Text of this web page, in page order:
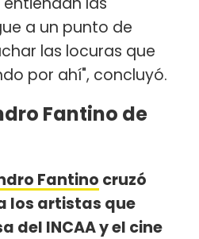
a un punto de
las locuras que
por ahí", concluyó.
Fantino de
Fantino cruzó
los artistas que
del INCAA y el cine